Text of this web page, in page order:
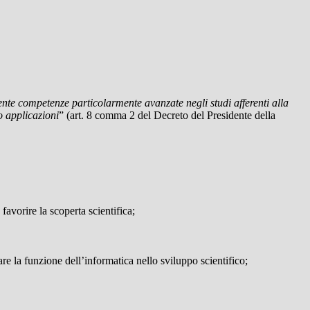
competenze particolarmente avanzate negli studi afferenti alla
applicazioni” (art. 8 comma 2 del Decreto del Presidente della
la scoperta scientifica;
la funzione dell’informatica nello sviluppo scientifico;